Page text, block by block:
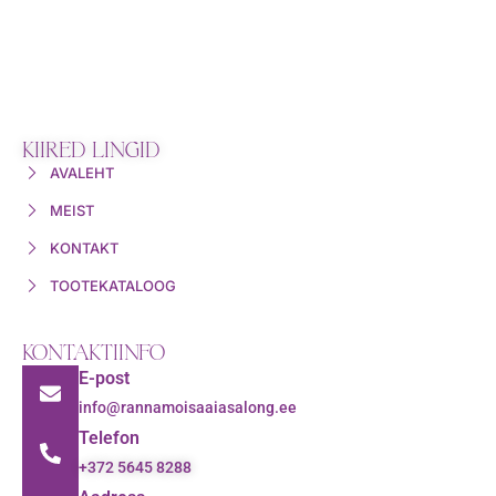
KIIRED LINGID
AVALEHT
MEIST
KONTAKT
TOOTEKATALOOG
KONTAKTIINFO
E-post
info@rannamoisaaiasalong.ee
Telefon
+372 5645 8288